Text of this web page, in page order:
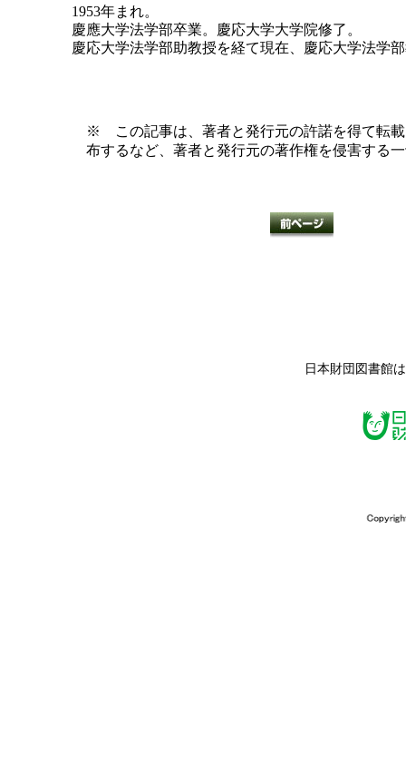
1953年まれ。
慶應大学法学部卒業。慶応大学大学院修了。
慶応大学法学部助教授を経て現在、慶応大学法学
※ この記事は、著者と発行元の許諾を得て転
布するなど、著者と発行元の著作権を侵害する
日本財団図書館